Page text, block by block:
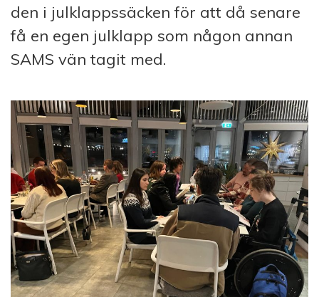
den i julklappssäcken för att då senare
få en egen julklapp som någon annan
SAMS vän tagit med.